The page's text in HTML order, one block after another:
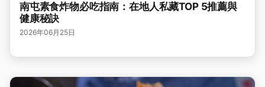
南屯素食炸物必吃指南：在地人私藏TOP 5推薦與
健康秘訣
2026年06月25日